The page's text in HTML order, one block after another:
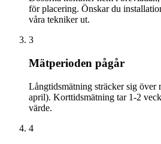
för placering. Önskar du
våra tekniker ut.
3
Mätperioden pågår
Långtidsmätning sträcker sig över
april). Korttidsmätning tar 1-2
värde.
4